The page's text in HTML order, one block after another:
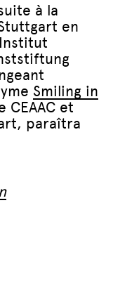
à la
en
Smiling in
et
paraîtra